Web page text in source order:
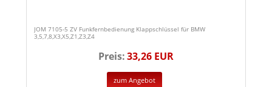
JOM 7105-5 ZV Funkfernbedienung Klappschlüssel für BMW
3,5,7,8,X3,X5,Z1,Z3,Z4
Preis:33,26 EUR
zum Angebot